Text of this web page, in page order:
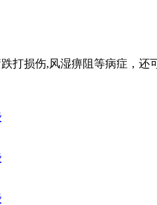
打损伤,风湿痹阻等病症，